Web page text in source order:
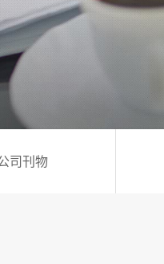
司刊物